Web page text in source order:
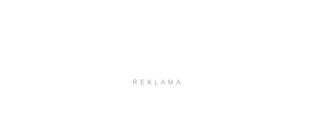
REKLAMA